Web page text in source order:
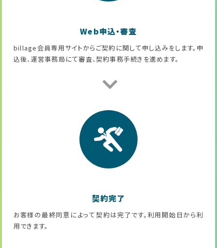
Web申込・審査
billage会員専用サイトからご契約に関して申し込みをします。申
込後、運営事務局にて審査、契約事務手続きを進めます。
契約完了
お客様の最終同意によって契約は完了です。利用開始日から利
用できます。